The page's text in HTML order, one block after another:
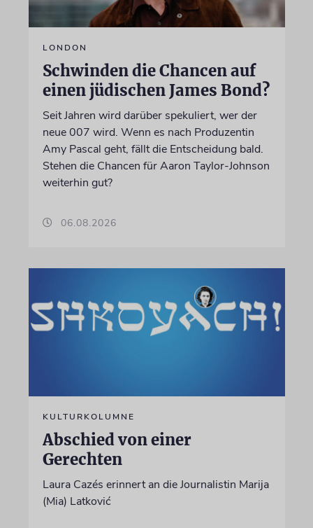
LONDON
Schwinden die Chancen auf
einen jüdischen James Bond?
Seit Jahren wird darüber spekuliert, wer der
neue 007 wird. Wenn es nach Produzentin
Amy Pascal geht, fällt die Entscheidung bald.
Stehen die Chancen für Aaron Taylor-Johnson
weiterhin gut?
06.08.2026
KULTURKOLUMNE
Abschied von einer
Gerechten
Laura Cazés erinnert an die Journalistin Marija
(Mia) Latković